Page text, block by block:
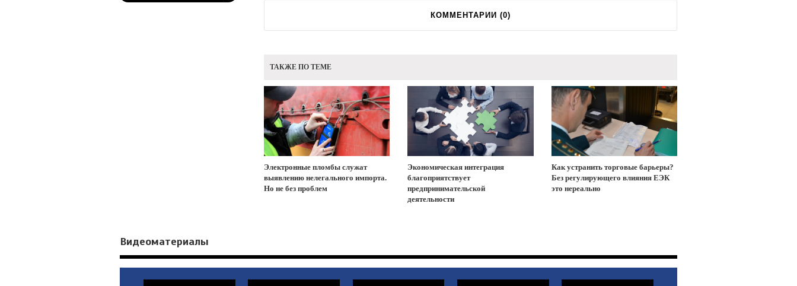
КОММЕНТАРИИ (0)
ТАКЖЕ ПО ТЕМЕ
Электронные пломбы служат
выявлению нелегального импорта.
Но не без проблем
Экономическая интеграция
благоприятствует
предпринимательской
деятельности
Как устранить торговые барьеры?
Без регулирующего влияния ЕЭК
это нереально
Видеоматериалы